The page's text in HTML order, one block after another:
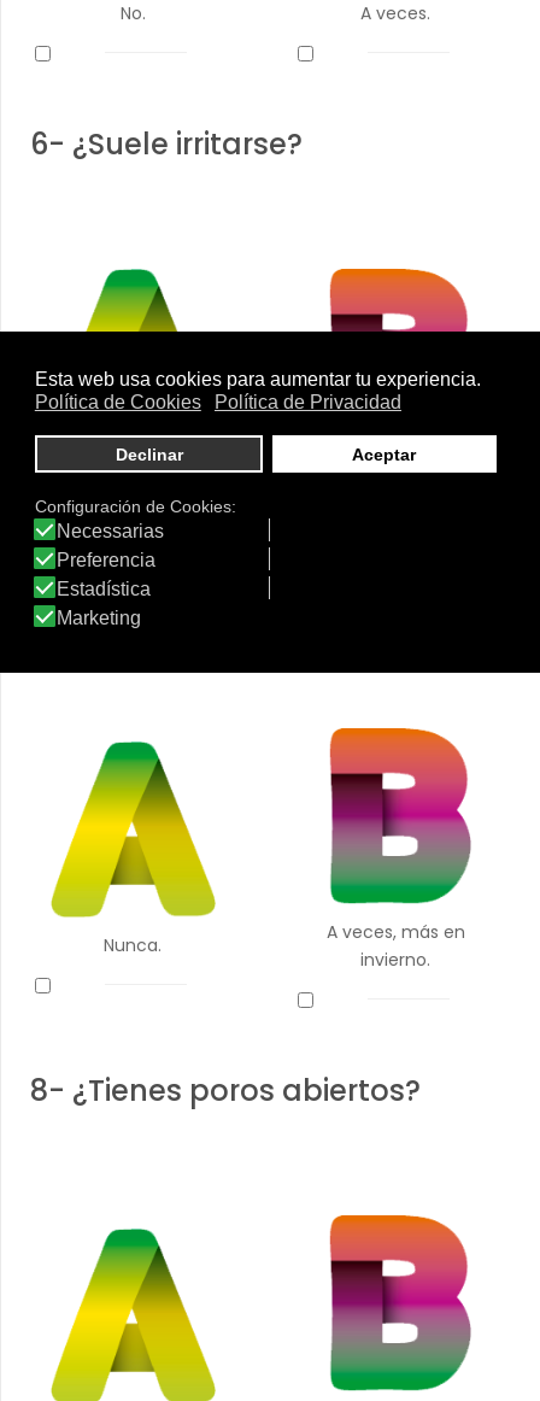
No. A veces.
6- ¿Suele irritarse?
Casi nunca. A veces.
7- ¿Notas tirantez o sequedad?
Nunca.
A veces, más en
invierno.
8- ¿Tienes poros abiertos?